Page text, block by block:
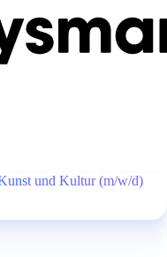
und Kultur (m/w/d)